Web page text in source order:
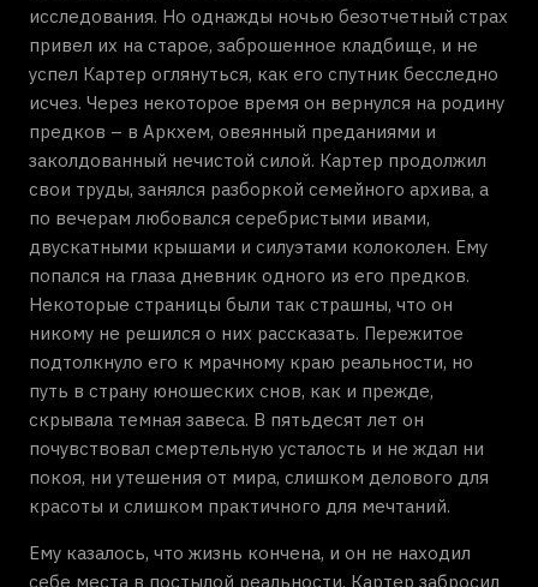
исследования. Но однажды ночью безотчетный страх
привел их на старое, заброшенное кладбище, и не
успел Картер оглянуться, как его спутник бесследно
исчез. Через некоторое время он вернулся на родину
предков – в Аркхем, овеянный преданиями и
заколдованный нечистой силой. Картер продолжил
свои труды, занялся разборкой семейного архива, а
по вечерам любовался серебристыми ивами,
двускатными крышами и силуэтами колоколен. Ему
попался на глаза дневник одного из его предков.
Некоторые страницы были так страшны, что он
никому не решился о них рассказать. Пережитое
подтолкнуло его к мрачному краю реальности, но
путь в страну юношеских снов, как и прежде,
скрывала темная завеса. В пятьдесят лет он
почувствовал смертельную усталость и не ждал ни
покоя, ни утешения от мира, слишком делового для
красоты и слишком практичного для мечтаний.
Ему казалось, что жизнь кончена, и он не находил
себе места в постылой реальности. Картер забросил